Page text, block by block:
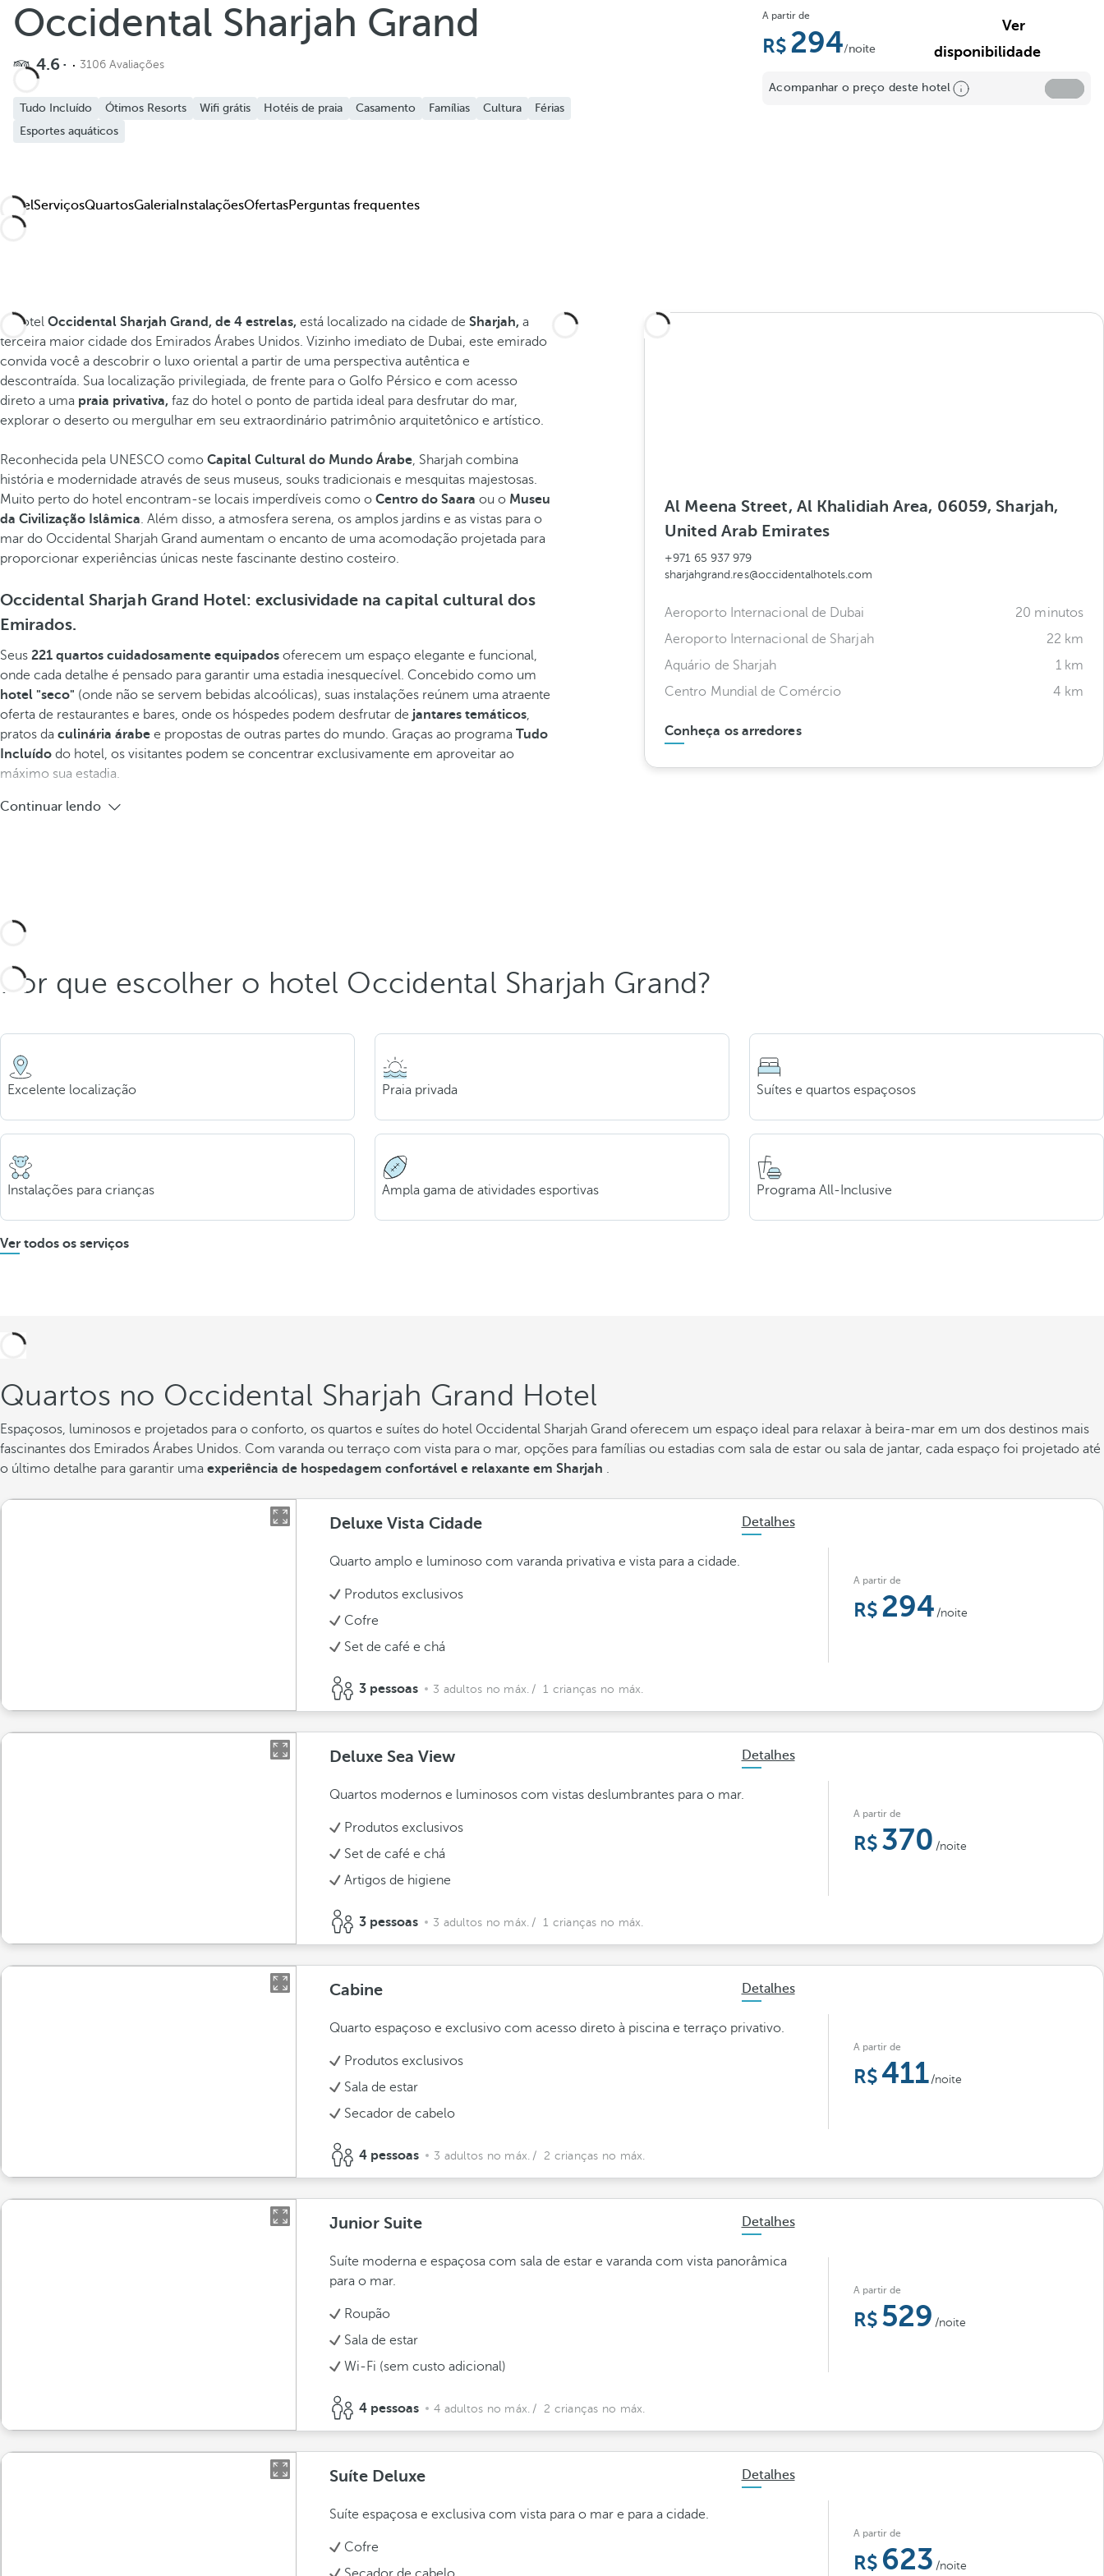
A partir de
294/noite
Ver
disponibilidade
Acompanhar o preço deste hotel
Occidental Sharjah Grand
4.6 3106 Avaliações
Tudo Incluído Ótimos Resorts Wifi grátis Hotéis de praia Casamento Famílias Cultura
Férias
Esportes aquáticos
HotelServiçosQuartosGaleria InstalaçõesOfertasPerguntas frequentes
O hotel Occidental Sharjah Grand, de 4 estrelas, está localizado na cidade de Sharjah, a
terceira maior cidade dos Emirados Árabes Unidos. Vizinho imediato de Dubai, este emirado
convida você a descobrir o luxo oriental a partir de uma perspectiva autêntica e
descontraída. Sua localização privilegiada, de frente para o Golfo Pérsico e com acesso
direto a uma praia privativa, faz do hotel o ponto de partida ideal para desfrutar do mar,
explorar o deserto ou mergulhar em seu extraordinário patrimônio arquitetônico e artístico.
Reconhecida pela UNESCO como Capital Cultural do Mundo Árabe, Sharjah combina
história e modernidade através de seus museus, souks tradicionais e mesquitas majestosas.
Muito perto do hotel encontram-se locais imperdíveis como o Centro do Saara ou o Museu
da Civilização Islâmica. Além disso, a atmosfera serena, os amplos jardins e as vistas para o
mar do Occidental Sharjah Grand aumentam o encanto de uma acomodação projetada para
proporcionar experiências únicas neste fascinante destino costeiro.
Occidental Sharjah Grand Hotel: exclusividade na capital cultural dos
Emirados.
Seus 221 quartos cuidadosamente equipados oferecem um espaço elegante e funcional,
onde cada detalhe é pensado para garantir uma estadia inesquecível. Concebido como um
hotel "seco" (onde não se servem bebidas alcoólicas), suas instalações reúnem uma atraente
oferta de restaurantes e bares, onde os hóspedes podem desfrutar de jantares temáticos,
pratos da culinária árabe e propostas de outras partes do mundo. Graças ao programa Tudo
Incluído do hotel, os visitantes podem se concentrar exclusivamente em aproveitar ao
máximo sua estadia.
Continuar lendo
Al Meena Street, Al Khalidiah Area, 06059, Sharjah,
United Arab Emirates
+971 65 937 979
sharjahgrand.res@occidentalhotels.com
Aeroporto Internacional de Dubai
20 minutos
Aeroporto Internacional de Sharjah
22 km
Aquário de Sharjah
1 km
Centro Mundial de Comércio
4 km
Conheça os arredores
Por que escolher o hotel Occidental Sharjah Grand?
Excelente localização Praia privada Suítes e quartos espaçosos
Instalações para crianças Ampla gama de atividades esportivas Programa All-Inclusive
Ver todos os serviços
Quartos no Occidental Sharjah Grand Hotel
Espaçosos, luminosos e projetados para o conforto, os quartos e suítes do hotel Occidental Sharjah Grand oferecem um espaço ideal para relaxar à beira-mar em um dos destinos mais
fascinantes dos Emirados Árabes Unidos. Com varanda ou terraço com vista para o mar, opções para famílias ou estadias com sala de estar ou sala de jantar, cada espaço foi projetado até
o último detalhe para garantir uma experiência de hospedagem confortável e relaxante em Sharjah .
Deluxe Vista Cidade Detalhes
Quarto amplo e luminoso com varanda privativa e vista para a cidade.
Produtos exclusivos
Cofre
Set de café e chá
3 pessoas 3 adultos no máx. / 1 crianças no máx.
A partir de
294 /noite
Deluxe Sea View Detalhes
Quartos modernos e luminosos com vistas deslumbrantes para o mar.
Produtos exclusivos
Set de café e chá
Artigos de higiene
3 pessoas 3 adultos no máx. / 1 crianças no máx.
A partir de
370 /noite
Cabine Detalhes
Quarto espaçoso e exclusivo com acesso direto à piscina e terraço privativo.
Produtos exclusivos
Sala de estar
Secador de cabelo
4 pessoas 3 adultos no máx. / 2 crianças no máx.
A partir de
411 /noite
Junior Suite Detalhes
Suíte moderna e espaçosa com sala de estar e varanda com vista panorâmica
para o mar.
Roupão
Sala de estar
Wi-Fi (sem custo adicional)
4 pessoas 4 adultos no máx. / 2 crianças no máx.
A partir de
529 /noite
Suíte Deluxe Detalhes
Suíte espaçosa e exclusiva com vista para o mar e para a cidade.
Cofre
A partir de
623 /noite